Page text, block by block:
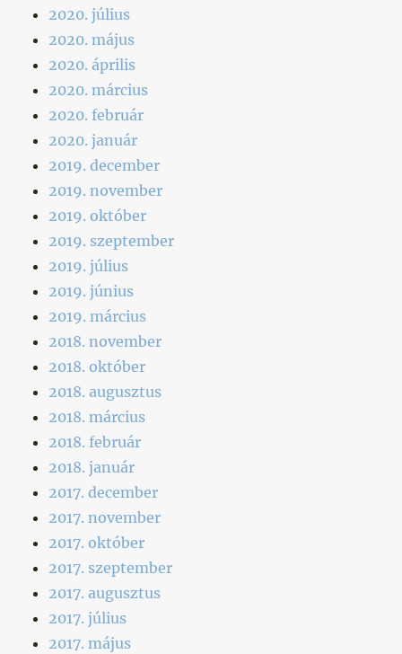
2020. július
2020. május
2020. április
2020. március
2020. február
2020. január
2019. december
2019. november
2019. október
2019. szeptember
2019. július
2019. június
2019. március
2018. november
2018. október
2018. augusztus
2018. március
2018. február
2018. január
2017. december
2017. november
2017. október
2017. szeptember
2017. augusztus
2017. július
2017. május